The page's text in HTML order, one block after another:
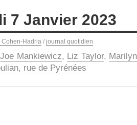
7 Janvier 2023
Cohen-Hadria / journal quotidien
Joe Mankiewicz, Liz Taylor,
, rue de Pyrénées